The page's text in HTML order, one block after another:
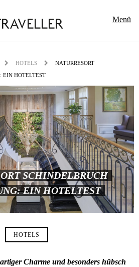
Menü
HOTELS
NATURRESORT
EIN HOTELTEST
SCHINDELBRUCH
EIN HOTELTEST
HOTELS
Charme und besonders hübsch